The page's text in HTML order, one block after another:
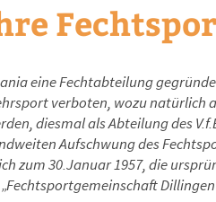
eine Fechtabteilung
verboten, wozu natürlich
diesmal als Abteilung des
Aufschwung des
zum 30.Januar 1957, die